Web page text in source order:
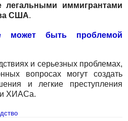
легальными иммигрантами
США.
может быть проблемой
и серьезных проблемах,
вопросах могут создать
и легкие преступления
ХИАСа.